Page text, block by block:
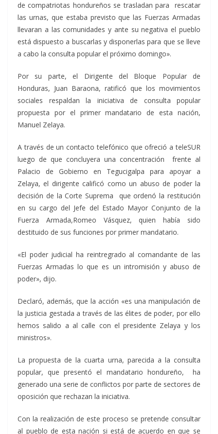
de compatriotas hondureños se trasladan para rescatar
las urnas, que estaba previsto que las Fuerzas Armadas
llevaran a las comunidades y ante su negativa el pueblo
está dispuesto a buscarlas y disponerlas para que se lleve
a cabo la consulta popular el próximo domingo».
Por su parte, el Dirigente del Bloque Popular de
Honduras, Juan Baraona, ratificó que los movimientos
sociales respaldan la iniciativa de consulta popular
propuesta por el primer mandatario de esta nación,
Manuel Zelaya.
A través de un contacto telefónico que ofreció a teleSUR
luego de que concluyera una concentración frente al
Palacio de Gobierno en Tegucigalpa para apoyar a
Zelaya, el dirigente calificó como un abuso de poder la
decisión de la Corte Suprema que ordenó la restitución
en su cargo del Jefe del Estado Mayor Conjunto de la
Fuerza Armada,Romeo Vásquez, quien había sido
destituido de sus funciones por primer mandatario.
«El poder judicial ha reintregrado al comandante de las
Fuerzas Armadas lo que es un intromisión y abuso de
poder», dijo.
Declaró, además, que la acción «es una manipulación de
la justicia gestada a través de las élites de poder, por ello
hemos salido a al calle con el presidente Zelaya y los
ministros».
La propuesta de la cuarta urna, parecida a la consulta
popular, que presentó el mandatario hondureño, ha
generado una serie de conflictos por parte de sectores de
oposición que rechazan la iniciativa.
Con la realización de este proceso se pretende consultar
al pueblo de esta nación si está de acuerdo en que se